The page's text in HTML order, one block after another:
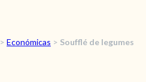
RECEITAS
> Económicas > Soufflé de legumes